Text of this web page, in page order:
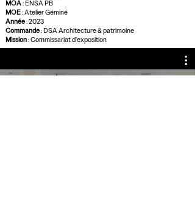
MOA : ENSA PB
MOE : Atelier Géminé
Année : 2023
Commande : DSA Architecture & patrimoine
Mission : Commissariat d'exposition